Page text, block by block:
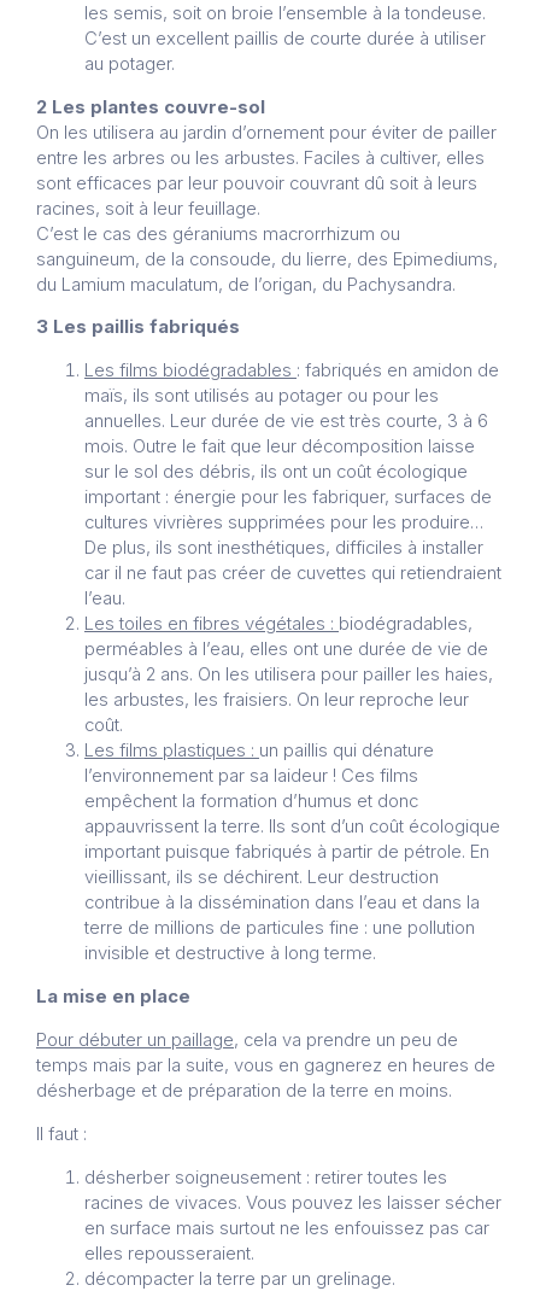
les semis, soit on broie l’ensemble à la tondeuse.
C’est un excellent paillis de courte durée à utiliser
au potager.
2 Les plantes couvre-sol
On les utilisera au jardin d’ornement pour éviter de pailler
entre les arbres ou les arbustes. Faciles à cultiver, elles
sont efficaces par leur pouvoir couvrant dû soit à leurs
racines, soit à leur feuillage.
C’est le cas des géraniums macrorrhizum ou
sanguineum, de la consoude, du lierre, des Epimediums,
du Lamium maculatum, de l’origan, du Pachysandra.
3 Les paillis fabriqués
Les films biodégradables : fabriqués en amidon de
maïs, ils sont utilisés au potager ou pour les
annuelles. Leur durée de vie est très courte, 3 à 6
mois. Outre le fait que leur décomposition laisse
sur le sol des débris, ils ont un coût écologique
important : énergie pour les fabriquer, surfaces de
cultures vivrières supprimées pour les produire…
De plus, ils sont inesthétiques, difficiles à installer
car il ne faut pas créer de cuvettes qui retiendraient
l’eau.
Les toiles en fibres végétales : biodégradables,
perméables à l’eau, elles ont une durée de vie de
jusqu’à 2 ans. On les utilisera pour pailler les haies,
les arbustes, les fraisiers. On leur reproche leur
coût.
Les films plastiques : un paillis qui dénature
l’environnement par sa laideur ! Ces films
empêchent la formation d’humus et donc
appauvrissent la terre. Ils sont d’un coût écologique
important puisque fabriqués à partir de pétrole. En
vieillissant, ils se déchirent. Leur destruction
contribue à la dissémination dans l’eau et dans la
terre de millions de particules fine : une pollution
invisible et destructive à long terme.
La mise en place
Pour débuter un paillage, cela va prendre un peu de
temps mais par la suite, vous en gagnerez en heures de
désherbage et de préparation de la terre en moins.
Il faut :
désherber soigneusement : retirer toutes les
racines de vivaces. Vous pouvez les laisser sécher
en surface mais surtout ne les enfouissez pas car
elles repousseraient.
décompacter la terre par un grelinage.